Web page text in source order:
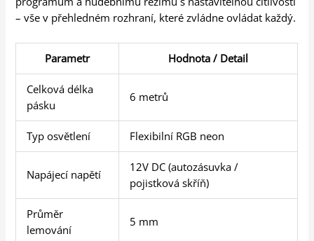
– vše v přehledném rozhraní, které zvládne ovládat každý.
Parametr Hodnota / Detail
Celková délka
pásku
6 metrů
Typ osvětlení Flexibilní RGB neon
Napájecí napětí
12V DC (autozásuvka /
pojistková skříň)
Průměr
lemování
5 mm